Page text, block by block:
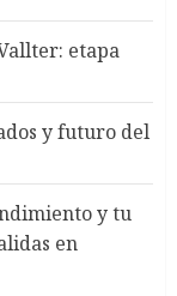
etapa
y futuro del
y tu
en